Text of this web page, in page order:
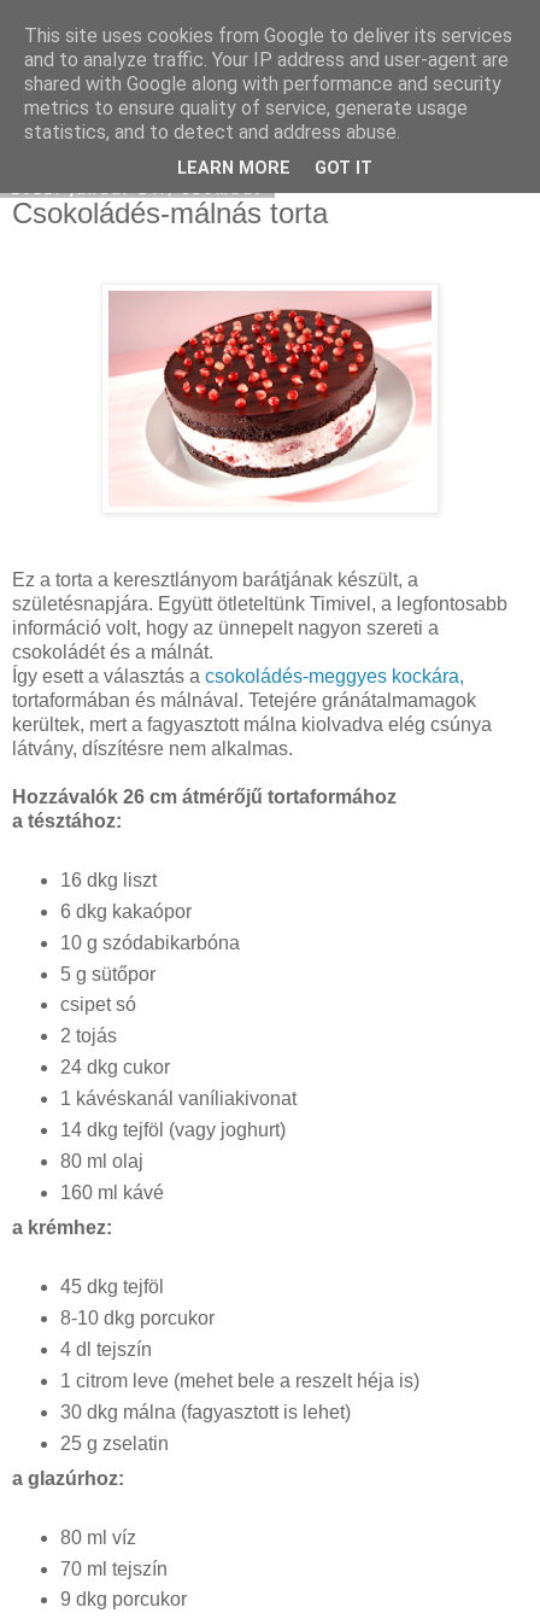
Moha Konyha
Csokoládés-málnás torta
Ez a torta a keresztlányom barátjának készült, a
születésnapjára. Együtt ötleteltünk Timivel, a legfontosabb
információ volt, hogy az ünnepelt nagyon szereti a
csokoládét és a málnát.
Így esett a választás a csokoládés-meggyes kockára,
tortaformában és málnával. Tetejére gránátalmamagok
kerültek, mert a fagyasztott málna kiolvadva elég csúnya
látvány, díszítésre nem alkalmas.
Hozzávalók 26 cm átmérőjű tortaformához
a tésztához:
16 dkg liszt
6 dkg kakaópor
10 g szódabikarbóna
5 g sütőpor
csipet só
2 tojás
24 dkg cukor
1 kávéskanál vaníliakivonat
14 dkg tejföl (vagy joghurt)
80 ml olaj
160 ml kávé
a krémhez:
45 dkg tejföl
8-10 dkg porcukor
4 dl tejszín
1 citrom leve (mehet bele a reszelt héja is)
30 dkg málna (fagyasztott is lehet)
25 g zselatin
a glazúrhoz:
80 ml víz
70 ml tejszín
9 dkg porcukor
This site uses cookies from Google to deliver its services
and to analyze traffic. Your IP address and user-agent are
shared with Google along with performance and security
metrics to ensure quality of service, generate usage
statistics, and to detect and address abuse.
LEARN MORE GOT IT